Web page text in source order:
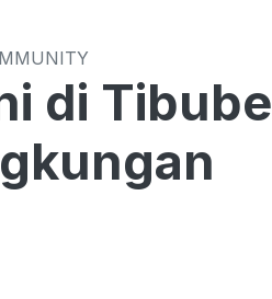
di